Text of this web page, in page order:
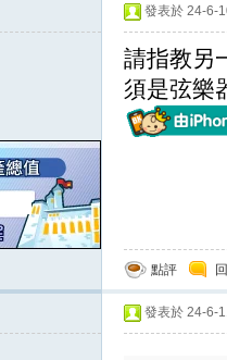
發表於 24-6-
請指教另
須是弦樂
點評
發表於 24-6-